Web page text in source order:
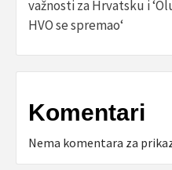
važnosti za Hrvatsku i
HVO se spremao‘
Komentari
Nema komentara za